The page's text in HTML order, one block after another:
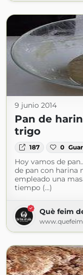
9 junio 2014
Pan de
trigo
187 0
Hoy vamos de
de pan con harina
empleado una
tiempo (...)
Què feim